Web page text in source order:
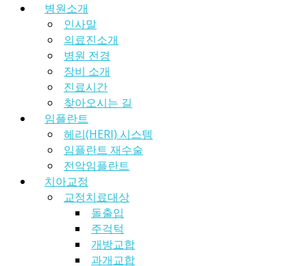
병원소개
인사말
의료진소개
병원 전경
장비 소개
진료시간
찾아오시는 길
임플란트
헤리(HERI) 시스템
임플란트 재수술
전악임플란트
치아교정
교정치료대상
돌출입
주걱턱
개방교합
과개교합